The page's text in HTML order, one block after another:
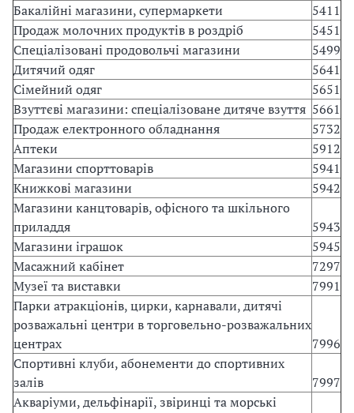
Бакалійні магазини, супермаркети
5411
Продаж молочних продуктів в роздріб
5451
Спеціалізовані продовольчі магазини
5499
Дитячий одяг
5641
Сімейний одяг
5651
Взуттєві магазини: спеціалізоване дитяче взуття 5661
Продаж електронного обладнання
5732
Аптеки
5912
Магазини спорттоварів
5941
Книжкові магазини
5942
Магазини канцтоварів, офісного та шкільного
приладдя
5943
Магазини іграшок
5945
Масажний кабінет
7297
Музеї та виставки
7991
Парки атракціонів, цирки, карнавали, дитячі
розважальні центри в торговельно-розважальних
центрах
7996
Спортивні клуби, абонементи до спортивних
залів
7997
Акваріуми, дельфінарії, звіринці та морські